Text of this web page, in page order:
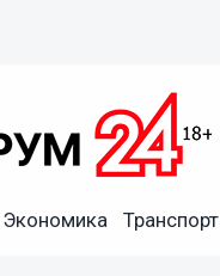
Экономика Транспорт
провела